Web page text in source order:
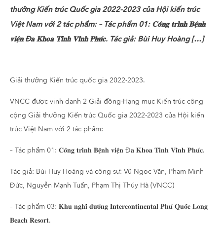
thưởng Kiến trúc Quốc gia 2022-2023 của Hội kiến trúc
Việt Nam với 2 tác phẩm: – Tác phẩm 01: 𝐂𝐨̂𝐧𝐠 𝐭𝐫𝐢̀𝐧𝐡 𝐁𝐞̣̂𝐧𝐡
𝐯𝐢𝐞̣̂𝐧 Đ𝐚 𝐊𝐡𝐨𝐚 𝐓𝐢̉𝐧𝐡 𝐕𝐢̃𝐧𝐡 𝐏𝐡𝐮́𝐜. Tác giả: Bùi Huy Hoàng […]
Giải thưởng Kiến trúc quốc gia 2022-2023.
VNCC được vinh danh 2 Giải đồng-Hạng mục Kiến trúc công
cộng Giải thưởng Kiến trúc Quốc gia 2022-2023 của Hội kiến
trúc Việt Nam với 2 tác phẩm:
– Tác phẩm 01: 𝐂𝐨̂𝐧𝐠 𝐭𝐫𝐢̀𝐧𝐡 𝐁𝐞̣̂𝐧𝐡 𝐯𝐢𝐞̣̂𝐧 Đ𝐚 𝐊𝐡𝐨𝐚 𝐓𝐢̉𝐧𝐡 𝐕𝐢̃𝐧𝐡 𝐏𝐡𝐮́𝐜.
Tác giả: Bùi Huy Hoàng và cộng sự: Vũ Ngọc Văn, Phạm Minh
Đức, Nguyễn Mạnh Tuấn, Phạm Thị Thúy Hà (VNCC)
– Tác phẩm 03: 𝐊𝐡𝐮 𝐧𝐠𝐡𝐢̉ 𝐝𝐮̛𝐨̛̃𝐧𝐠 𝐈𝐧𝐭𝐞𝐫𝐜𝐨𝐧𝐭𝐢𝐧𝐞𝐧𝐭𝐚𝐥 𝐏𝐡𝐮́ 𝐐𝐮𝐨̂́𝐜 𝐋𝐨𝐧𝐠
𝐁𝐞𝐚𝐜𝐡 𝐑𝐞𝐬𝐨𝐫𝐭.